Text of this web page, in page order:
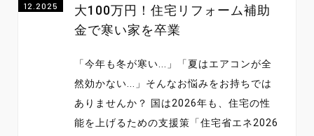
12.2025
大100万円！住宅リフォーム補助
金で寒い家を卒業
「今年も冬が寒い...」「夏はエアコンが全
然効かない...」そんなお悩みをお持ちでは
ありませんか？ 国は2026年も、住宅の性
能を上げるための支援策「住宅省エネ2026